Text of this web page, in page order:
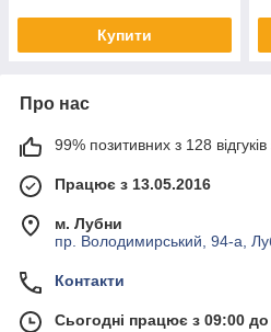
Купити
Про нас
99% позитивних з 128 відгуків
Працює з 13.05.2016
м. Лубни
пр. Володимирський, 94-а,
Контакти
Сьогодні працює з 09:00